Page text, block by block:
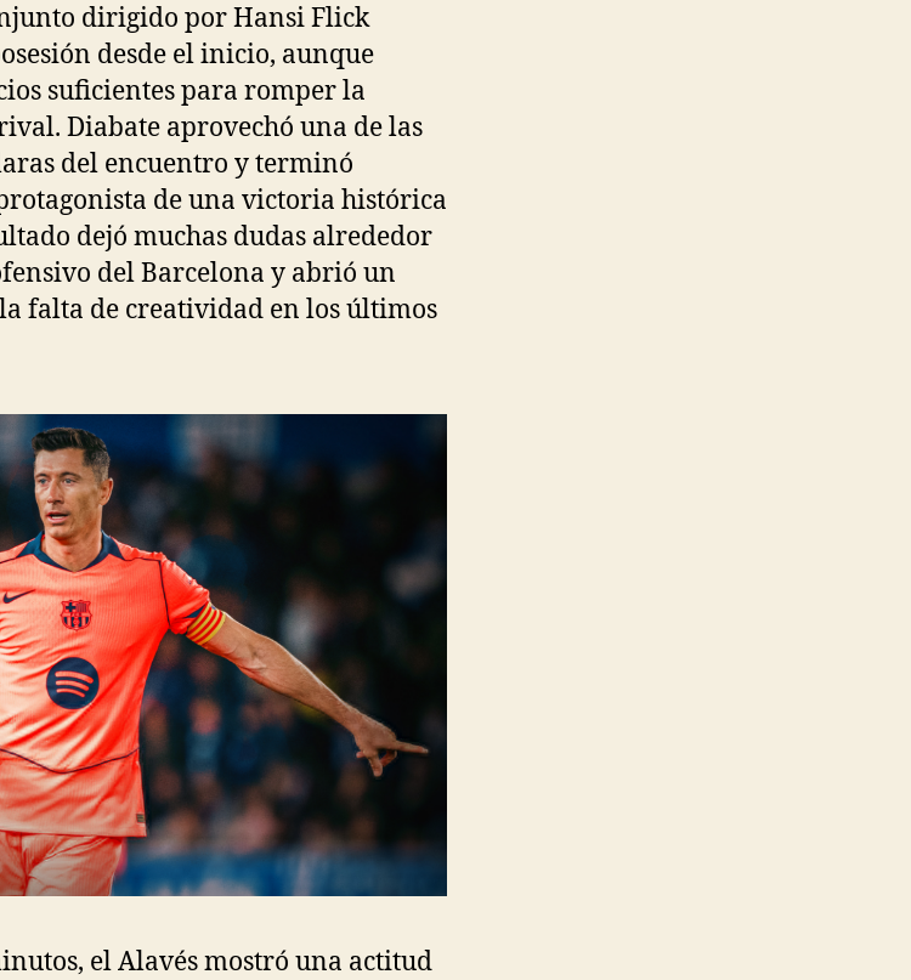
dirigido por Hansi Flick
desde el inicio, aunque
suficientes para romper la
Diabate aprovechó una de las
del encuentro y terminó
de una victoria histórica
dejó muchas dudas alrededor
del Barcelona y abrió un
falta de creatividad en los últimos
el Alavés mostró una actitud